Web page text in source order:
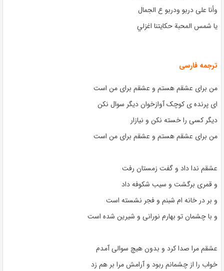
وأنا على دربو ودربو ع الجمال
يا شمس المحبة حكايتنا اغزلي
ترجمه فارسی
من برای عشقم هستم و عشقم برای من است
ای پرنده ی کوچک آوازخوان دیگر سوال نکن
دیگر کسی را خسته نکن و نیازار
من برای عشقم هستم و عشقم برای من است
عشقم ندا داد و گفت زمستان رفت
و قمری برگشت و سیب شکوفه داد
و بر در خانه ام شبنم و فجر نشسته است
و با چشمان تو بهارم نورانی و شیرین شده است
عشقم مرا صدا کرد و بدون هیچ سوالی آمدم
خواب را از چشمانم ربود و آرامش مرا بر هم زد